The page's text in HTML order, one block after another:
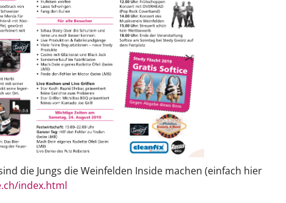
die Jungs die Weinfelden Inside machen (einfach hier
index.html